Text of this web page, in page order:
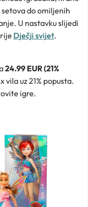
do omiljenih
U nastavku slijedi
Dječji svijet.
24.99 EUR (21%
uz 21% popusta.
igre.